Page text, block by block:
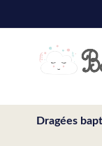
to
Dragées